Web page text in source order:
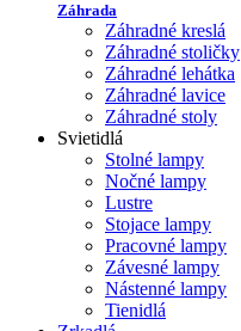
Záhrada
Záhradné kreslá
Záhradné stoličky
Záhradné lehátka
Záhradné lavice
Záhradné stoly
Svietidlá
Stolné lampy
Nočné lampy
Lustre
Stojace lampy
Pracovné lampy
Závesné lampy
Nástenné lampy
Tienidlá